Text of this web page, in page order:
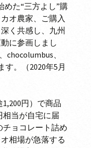
めた“三方よし”購
オ農家、ご購入
く共感し、九州
に参画しまし
chocolumbus、
す。（2020年5月
円）で商品
相当が自宅に届
チョコレート詰め
相場が急落する